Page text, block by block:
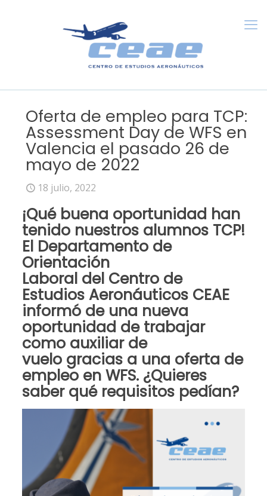
Oferta de empleo para TCP:
Assessment Day de WFS en
Valencia el pasado 26 de
mayo de 2022
18 julio, 2022
¡Qué buena oportunidad han
tenido nuestros alumnosTCP!
El Departamento de
Orientación
LaboraldelCentro de
Estudios AeronáuticosCEAE
informó de una nueva
oportunidad de trabajar
como auxiliar de
vuelogracias a una oferta de
empleo en WFS. ¿Quieres
saber qué requisitos pedían?